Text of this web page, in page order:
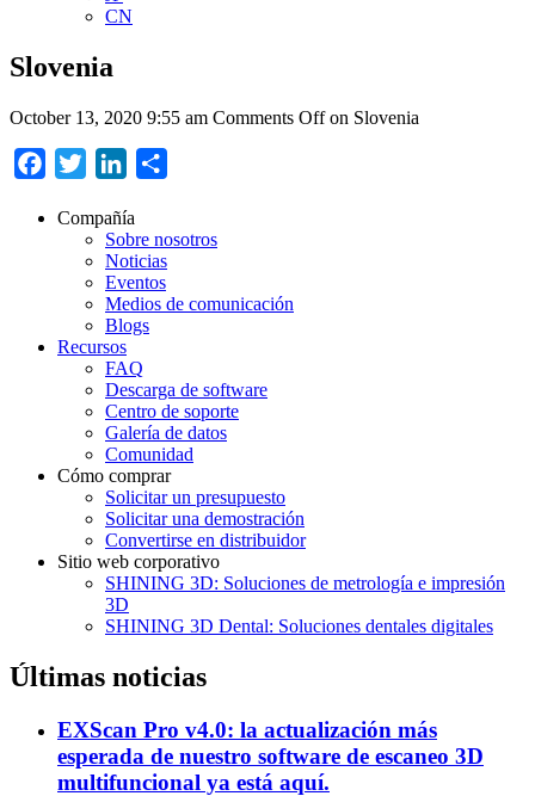
CN
Slovenia
October 13, 2020 9:55 am Comments Offon Slovenia
Facebook
Twitter LinkedIn
Compañía
Sobre nosotros
Noticias
Eventos
Medios de comunicación
Blogs
Recursos
FAQ
Descarga de software
Centro de soporte
Galería de datos
Comunidad
Cómo comprar
Solicitar un presupuesto
Solicitar una demostración
Convertirse en distribuidor
Sitio web corporativo
SHINING 3D: Soluciones de metrología e impresión
3D
SHINING 3D Dental: Soluciones dentales digitales
Últimas noticias
EXScan Pro v4.0: la actualización más
esperada de nuestro software de escaneo 3D
multifuncional ya está aquí.